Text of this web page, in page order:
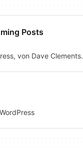
Posts
von Dave Clements.